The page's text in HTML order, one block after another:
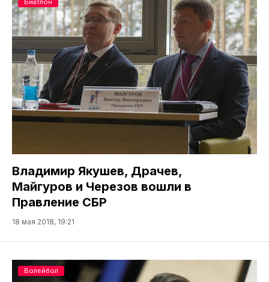
Владимир Якушев, Драчев,
Майгуров и Черезов вошли в
Правление СБР
18 мая 2018, 19:21
Волейбол